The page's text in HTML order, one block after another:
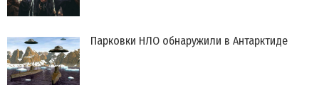
Парковки НЛО обнаружили в Антарктиде